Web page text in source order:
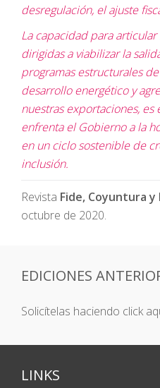
desregulación, el ajuste
La capacidad para
dirigidas a viabilizar la
programas estructurales
desarrollo energético y
nuestras exportaciones,
enfrenta el Gobierno a la
en un ciclo sostenible de
inclusión.
Revista Fide, Coyuntura y
octubre de 2020.
EDICIONES
Solicítelas haciendo click
LINKS